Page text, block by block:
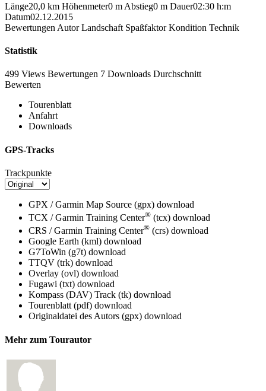
Länge20,0 km Höhenmeter0 m Abstieg0 m Dauer02:30 h:m
Datum02.12.2015
Bewertungen Autor Landschaft Spaßfaktor Kondition Technik
Statistik
499 Views Bewertungen 7 Downloads Durchschnitt
Bewerten
Tourenblatt
Anfahrt
Downloads
GPS-Tracks
Trackpunkte
GPX / Garmin Map Source (gpx) download
TCX / Garmin Training Center® (tcx) download
CRS / Garmin Training Center® (crs) download
Google Earth (kml) download
G7ToWin (g7t) download
TTQV (trk) download
Overlay (ovl) download
Fugawi (txt) download
Kompass (DAV) Track (tk) download
Tourenblatt (pdf) download
Originaldatei des Autors (gpx) download
Mehr zum Tourautor